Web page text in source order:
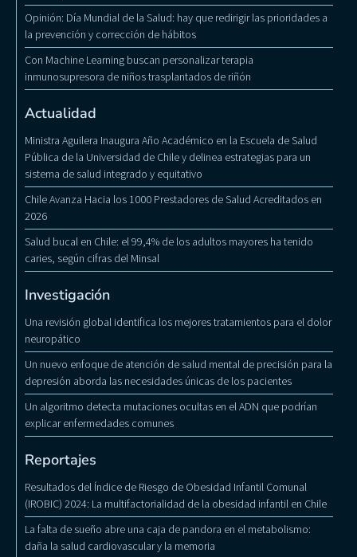
Opinión: Día Mundial de la Salud: hay que redirigir las prioridades a
la prevención y corrección de hábitos
Con Machine Learning buscan personalizar terapia
inmunosupresora de niños trasplantados de riñón
Actualidad
Ministra Aguilera Inaugura Año Académico en la Escuela de Salud
Pública de la Universidad de Chile y delinea estrategias para un
sistema de salud integrado y equitativo
Chile Avanza Hacia los 1000 Prestadores de Salud Acreditados en
2026
Salud bucal en Chile: el 99,4% de los adultos mayores ha tenido
caries, según cifras del Minsal
Investigación
Una revisión global identifica los mejores tratamientos para el dolor
neuropático
Un nuevo enfoque de atención de salud mental de precisión para la
depresión aborda las necesidades únicas de los pacientes
Un algoritmo detecta mutaciones ocultas en el ADN que podrían
explicar enfermedades comunes
Reportajes
Resultados del Índice de Riesgo de Obesidad Infantil Comunal
(IROBIC) 2024: La multifactorialidad de la obesidad infantil en Chile
La falta de sueño abre una caja de pandora en el metabolismo:
daña la salud cardiovascular y la memoria